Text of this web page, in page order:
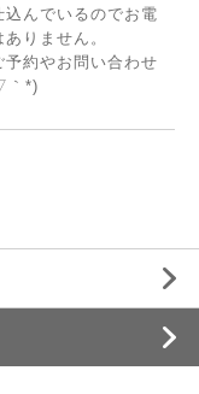
んでいるのでお電
りません。
約やお問い合わせ
｀*)